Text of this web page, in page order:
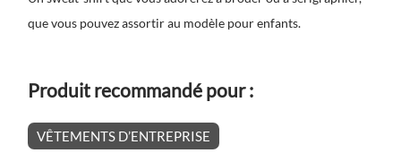
que vous pouvez assortir au modèle pour enfants.
Produit recommandé pour :
VÊTEMENTS D’ENTREPRISE